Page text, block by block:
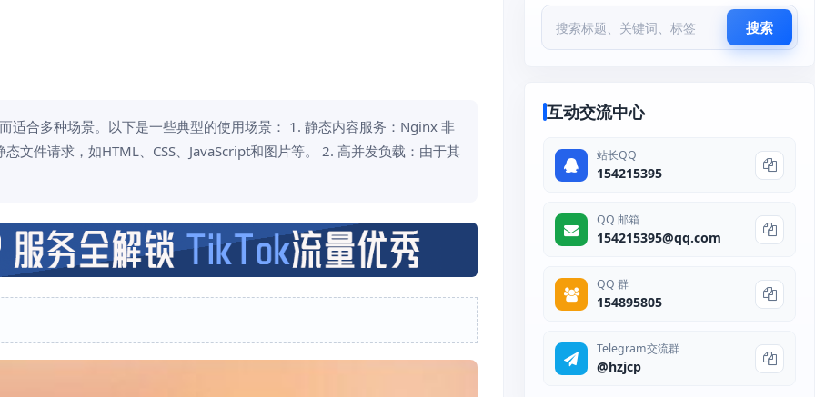
适合多种场景。以下是一些典型的使用场景： 1. 静态内容服务：Nginx 非
文件请求，如HTML、CSS、JavaScript和图片等。 2. 高并发负载：由于其
搜索
互动交流中心
站长QQ
154215395
QQ 邮箱
154215395@qq.com
QQ 群
154895805
Telegram交流群
@hzjcp